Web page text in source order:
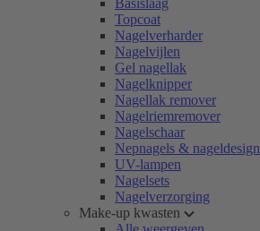
Basislaag
Topcoat
Nagelverharder
Nagelvijlen
Gel nagellak
Nagelknipper
Nagellak remover
Nagelriemremover
Nagelschaar
Nepnagels & nageldesign
UV-lampen
Nagelsets
Nagelverzorging
Make-up kwasten